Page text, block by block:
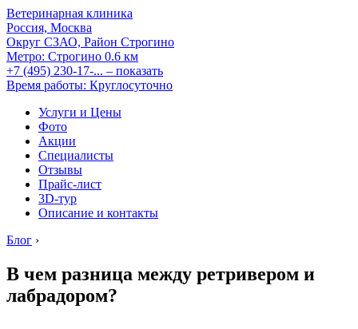
Ветеринарная клиника
Россия, Москва
Округ СЗАО, Район Строгино
Метро: Строгино 0.6 км
+7 (495) 230-17-... – показать
Время работы: Круглосуточно
Услуги и Цены
Фото
Акции
Специалисты
Отзывы
Прайс-лист
3D-тур
Описание и контакты
Блог ›
В чем разница между ретривером и
лабрадором?